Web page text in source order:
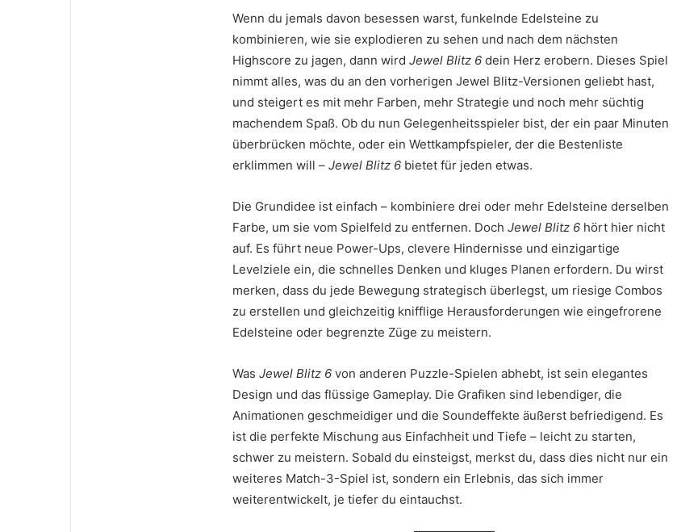
Wenn du jemals davon besessen warst, funkelnde Edelsteine zu
kombinieren, wie sie explodieren zu sehen und nach dem nächsten
Highscore zu jagen, dann wird Jewel Blitz 6 dein Herz erobern. Dieses Spiel
nimmt alles, was du an den vorherigen Jewel Blitz-Versionen geliebt hast,
und steigert es mit mehr Farben, mehr Strategie und noch mehr süchtig
machendem Spaß. Ob du nun Gelegenheitsspieler bist, der ein paar Minuten
überbrücken möchte, oder ein Wettkampfspieler, der die Bestenliste
erklimmen will – Jewel Blitz 6 bietet für jeden etwas.
Die Grundidee ist einfach – kombiniere drei oder mehr Edelsteine derselben
Farbe, um sie vom Spielfeld zu entfernen. Doch Jewel Blitz 6 hört hier nicht
auf. Es führt neue Power-Ups, clevere Hindernisse und einzigartige
Levelziele ein, die schnelles Denken und kluges Planen erfordern. Du wirst
merken, dass du jede Bewegung strategisch überlegst, um riesige Combos
zu erstellen und gleichzeitig knifflige Herausforderungen wie eingefrorene
Edelsteine oder begrenzte Züge zu meistern.
Was Jewel Blitz 6 von anderen Puzzle-Spielen abhebt, ist sein elegantes
Design und das flüssige Gameplay. Die Grafiken sind lebendiger, die
Animationen geschmeidiger und die Soundeffekte äußerst befriedigend. Es
ist die perfekte Mischung aus Einfachheit und Tiefe – leicht zu starten,
schwer zu meistern. Sobald du einsteigst, merkst du, dass dies nicht nur ein
weiteres Match-3-Spiel ist, sondern ein Erlebnis, das sich immer
weiterentwickelt, je tiefer du eintauchst.